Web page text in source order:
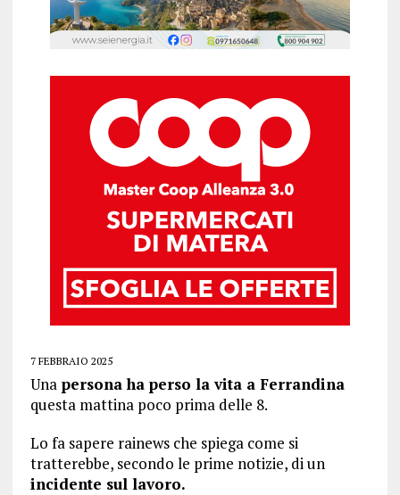
7 FEBBRAIO 2025
Unapersona ha perso la vita a Ferrandina
questa mattina poco prima delle 8.
Lo fa sapere rainews che spiega come si
tratterebbe, secondo le prime notizie, di un
incidente sul lavoro.